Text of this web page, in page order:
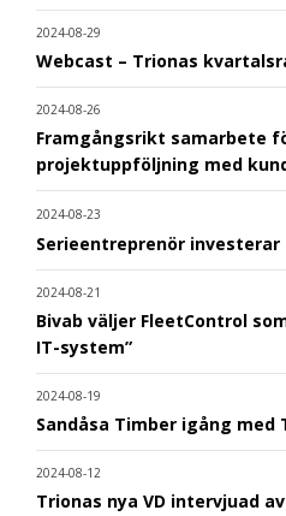
2024-08-29
Webcast – Trionas
2024-08-26
Framgångsrikt samarbete
projektuppföljning med
2024-08-23
Serieentreprenör investerar
2024-08-21
Bivab väljer FleetControl
IT-system”
2024-08-19
Sandåsa Timber igång med
2024-08-12
Trionas nya VD intervjuad av